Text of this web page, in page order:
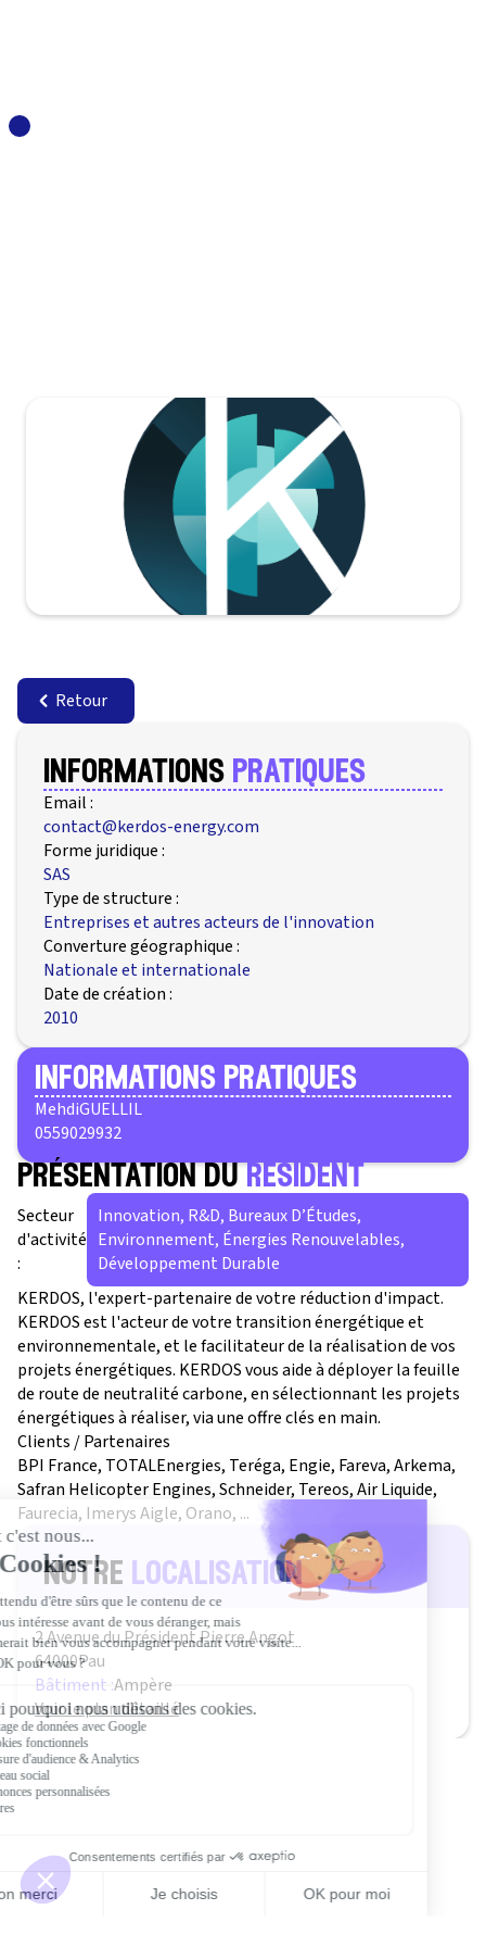
Retour
informations pratiques
Email :
contact@kerdos-energy.com
Forme juridique :
SAS
Type de structure :
Entreprises et autres acteurs de l'innovation
Converture géographique :
Nationale et internationale
Date de création :
2010
informations pratiques
MehdiGUELLIL
0559029932
présentation du résident
Secteur
d'activité
:
Innovation, R&D, Bureaux D’Études,
Environnement, Énergies Renouvelables,
Développement Durable
KERDOS, l'expert-partenaire de votre réduction d'impact.
KERDOS est l'acteur de votre transition énergétique et
environnementale, et le facilitateur de la réalisation de vos
projets énergétiques. KERDOS vous aide à déployer la feuille
de route de neutralité carbone, en sélectionnant les projets
énergétiques à réaliser, via une offre clés en main.
Clients / Partenaires
BPI France, TOTALEnergies, Teréga, Engie, Fareva, Arkema,
Safran Helicopter Engines, Schneider, Tereos, Air Liquide,
Faurecia, Imerys Aigle, Orano, ...
notre localisation
2 Avenue du Président Pierre Angot
64000Pau
Bâtiment :Ampère
Voir le plan détaillé